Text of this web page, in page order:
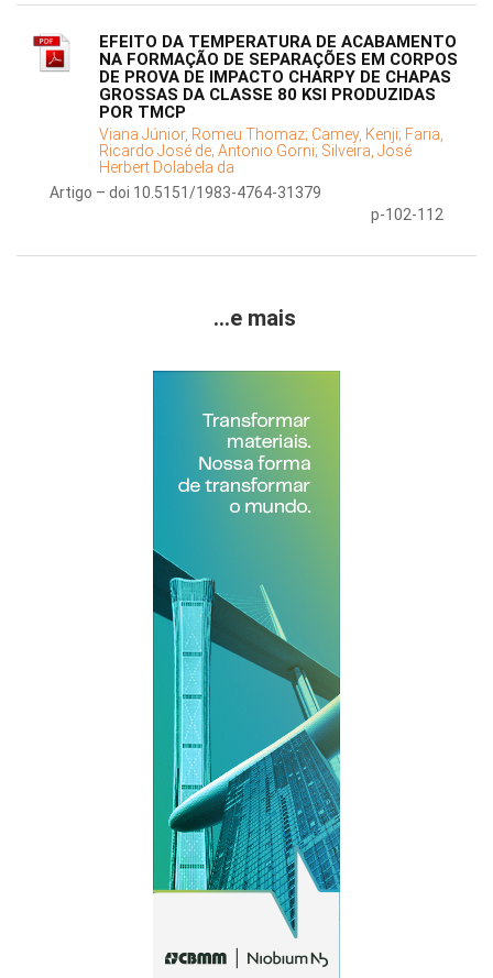
EFEITO DA TEMPERATURA DE ACABAMENTO
NA FORMAÇÃO DE SEPARAÇÕES EM CORPOS
DE PROVA DE IMPACTO CHARPY DE CHAPAS
GROSSAS DA CLASSE 80 KSI PRODUZIDAS
POR TMCP
Viana Júnior, Romeu Thomaz; Camey, Kenji; Faria,
Ricardo José de; Antonio Gorni; Silveira, José
Herbert Dolabela da
Artigo – doi 10.5151/1983-4764-31379
p-102-112
...e mais